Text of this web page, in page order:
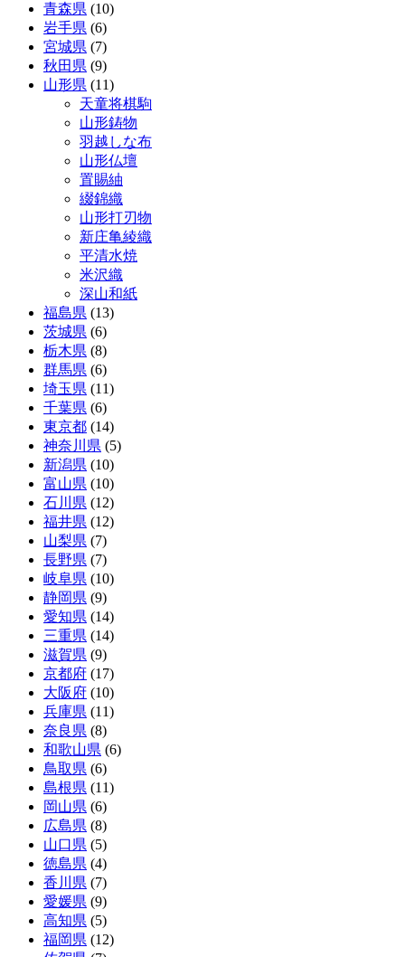
青森県 (10)
岩手県 (6)
宮城県 (7)
秋田県 (9)
山形県 (11)
天童将棋駒
山形鋳物
羽越しな布
山形仏壇
置賜紬
綴錦織
山形打刃物
新庄亀綾織
平清水焼
米沢織
深山和紙
福島県 (13)
茨城県 (6)
栃木県 (8)
群馬県 (6)
埼玉県 (11)
千葉県 (6)
東京都 (14)
神奈川県 (5)
新潟県 (10)
富山県 (10)
石川県 (12)
福井県 (12)
山梨県 (7)
長野県 (7)
岐阜県 (10)
静岡県 (9)
愛知県 (14)
三重県 (14)
滋賀県 (9)
京都府 (17)
大阪府 (10)
兵庫県 (11)
奈良県 (8)
和歌山県 (6)
鳥取県 (6)
島根県 (11)
岡山県 (6)
広島県 (8)
山口県 (5)
徳島県 (4)
香川県 (7)
愛媛県 (9)
高知県 (5)
福岡県 (12)